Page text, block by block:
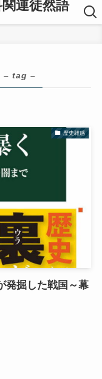
関連徒然語
– tag –
歴史雑感
発掘した戦国～幕